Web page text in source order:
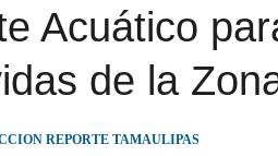
TAMAULIPAS TE INVITA A DESCUBRIR EL
Acuático
de la
REPORTE TAMAULIPAS